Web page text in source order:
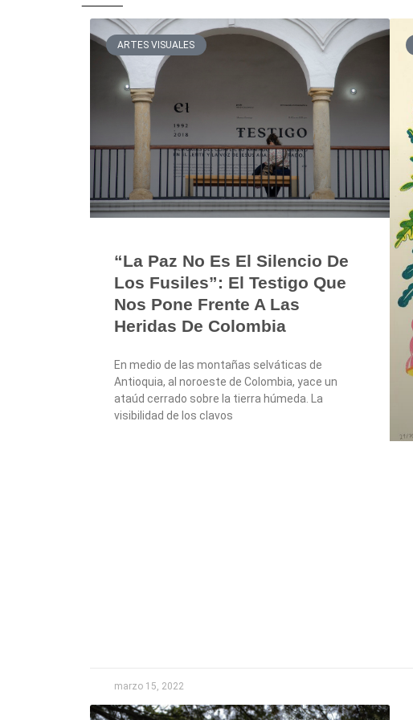
ARTES VISUALES
“La Paz No Es El Silencio De
Los Fusiles”: El Testigo Que
Nos Pone Frente A Las
Heridas De Colombia
En medio de las montañas selváticas de
Antioquia, al noroeste de Colombia, yace un
ataúd cerrado sobre la tierra húmeda. La
visibilidad de los clavos
marzo 15, 2022